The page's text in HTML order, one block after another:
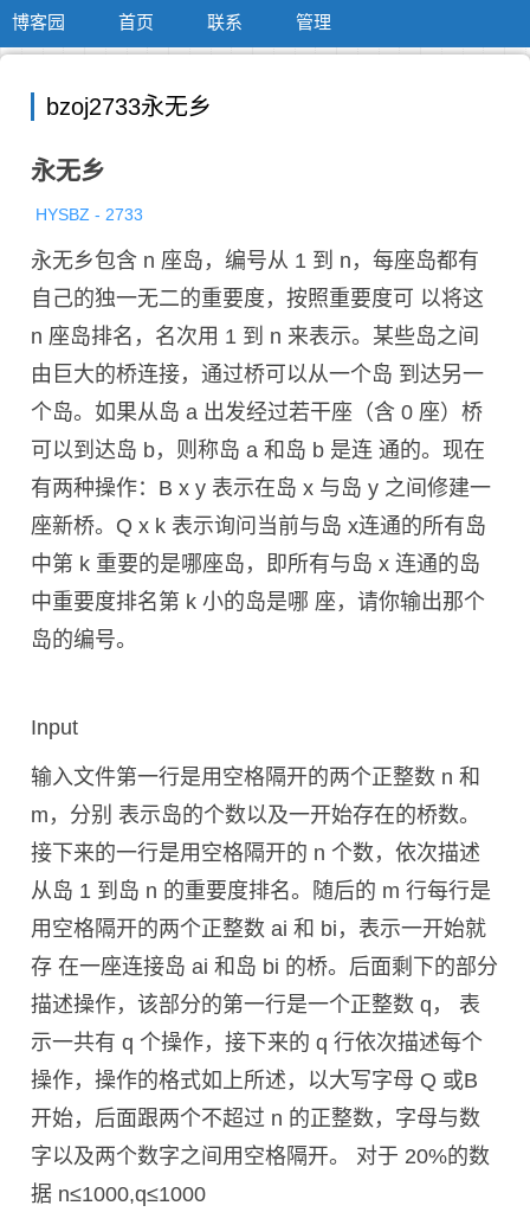
博客园 首页 联系 管理
bzoj2733永无乡
永无乡
HYSBZ - 2733
永无乡包含 n 座岛，编号从 1 到 n，每座岛都有
自己的独一无二的重要度，按照重要度可 以将这
n 座岛排名，名次用 1 到 n 来表示。某些岛之间
由巨大的桥连接，通过桥可以从一个岛 到达另一
个岛。如果从岛 a 出发经过若干座（含 0 座）桥
可以到达岛 b，则称岛 a 和岛 b 是连 通的。现在
有两种操作：B x y 表示在岛 x 与岛 y 之间修建一
座新桥。Q x k 表示询问当前与岛 x连通的所有岛
中第 k 重要的是哪座岛，即所有与岛 x 连通的岛
中重要度排名第 k 小的岛是哪 座，请你输出那个
岛的编号。
Input
输入文件第一行是用空格隔开的两个正整数 n 和
m，分别 表示岛的个数以及一开始存在的桥数。
接下来的一行是用空格隔开的 n 个数，依次描述
从岛 1 到岛 n 的重要度排名。随后的 m 行每行是
用空格隔开的两个正整数 ai 和 bi，表示一开始就
存 在一座连接岛 ai 和岛 bi 的桥。后面剩下的部分
描述操作，该部分的第一行是一个正整数 q， 表
示一共有 q 个操作，接下来的 q 行依次描述每个
操作，操作的格式如上所述，以大写字母 Q 或B
开始，后面跟两个不超过 n 的正整数，字母与数
字以及两个数字之间用空格隔开。 对于 20%的数
据 n≤1000,q≤1000